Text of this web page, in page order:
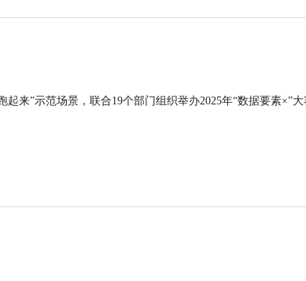
来”示范场景，联合19个部门组织举办2025年“数据要素×”大